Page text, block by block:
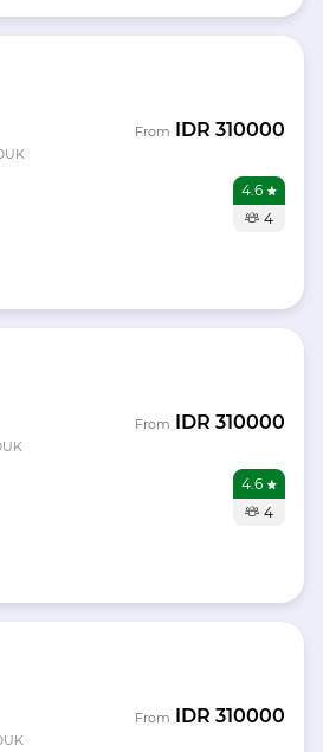
From IDR 310000
4.6
4
From IDR 310000
4.6
4
From IDR 310000